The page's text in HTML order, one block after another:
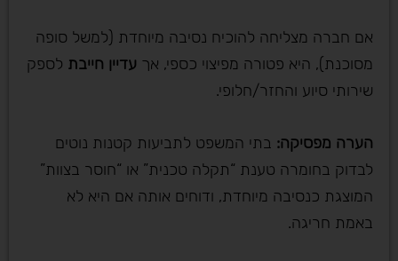
אם חברה מצליחה להוכיח נסיבה מיוחדת (למשל סופה
מסוכנת), היא פטורה מפיצוי כספי, אך עדיין חייבת לספק
שירותי סיוע והחזר/חלופי.
הערה מפסיקה: בתי המשפט לתביעות קטנות נוטים
לבדוק בחומרה טענת “תקלה טכנית” או “חוסר בצוות”
המוצגת כנסיבה מיוחדת, ודוחים אותה אם היא לא
באמת חריגה.